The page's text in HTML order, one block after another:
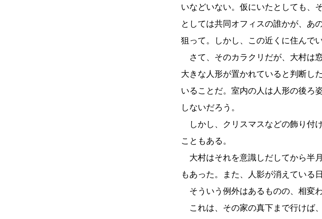
いなどいない。仮にいたとしても、
としては共同オフィスの誰かが、あ
狙って。しかし、この近くに住んで
さて、そのカラクリだが、大村は
大きな人形が置かれていると判断し
いることだ。室内の人は人形の後ろ
しないだろう。
しかし、クリスマスなどの飾り付
こともある。
大村はそれを意識しだしてから半
もあった。また、人影が消えている
そういう例外はあるものの、相変
これは、その家の真下まで行けば